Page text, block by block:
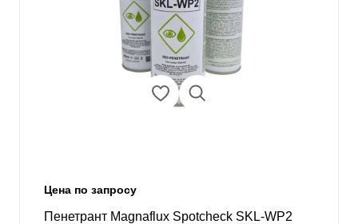
Цена по запросу
Пенетрант Magnaflux Spotcheсk SKL-WP2